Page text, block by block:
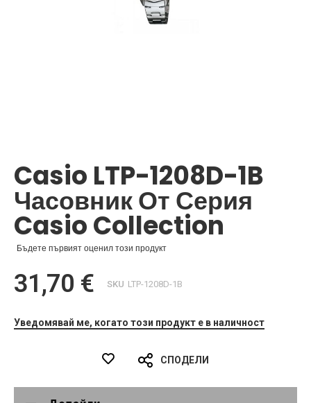
на
галерия
със
снимки
Casio LTP-1208D-1B
Часовник От Серия
Casio Collection
Бъдете първият оценил този продукт
31,70 € SKU LTP-1208D-1B
Уведомявай ме, когато този продукт е в наличност
СПОДЕЛИ